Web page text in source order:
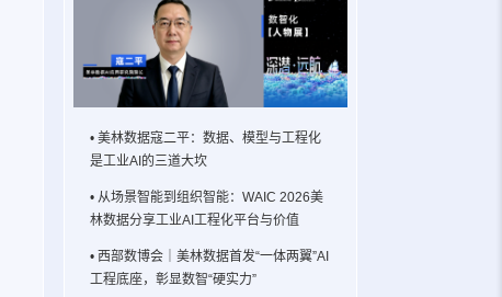
• 美林数据寇二平：数据、模型与工程化
是工业AI的三道大坎
• 从场景智能到组织智能：WAIC 2026美
林数据分享工业AI工程化平台与价值
• 西部数博会｜美林数据首发“一体两翼”AI
工程底座，彰显数智“硬实力”